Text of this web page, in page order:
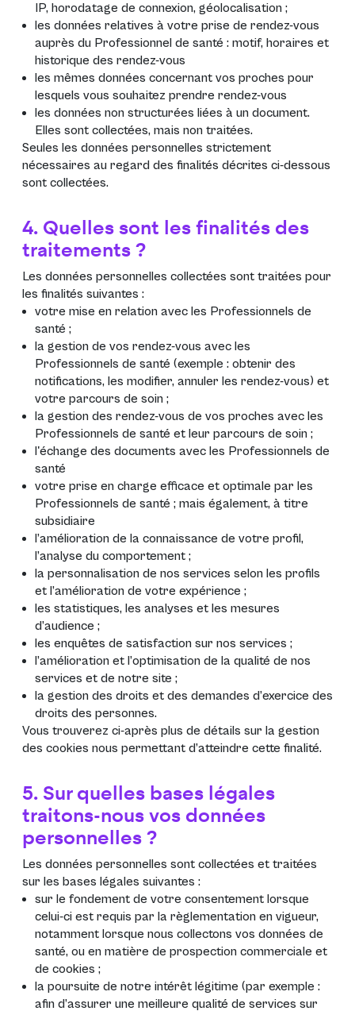
IP, horodatage de connexion, géolocalisation ;
les données relatives à votre prise de rendez-vous
auprès du Professionnel de santé : motif, horaires et
historique des rendez-vous
les mêmes données concernant vos proches pour
lesquels vous souhaitez prendre rendez-vous
les données non structurées liées à un document.
Elles sont collectées, mais non traitées.
Seules les données personnelles strictement
nécessaires au regard des finalités décrites ci-dessous
sont collectées.
4. Quelles sont les finalités des
traitements ?
Les données personnelles collectées sont traitées pour
les finalités suivantes :
votre mise en relation avec les Professionnels de
santé ;
la gestion de vos rendez-vous avec les
Professionnels de santé (exemple : obtenir des
notifications, les modifier, annuler les rendez-vous) et
votre parcours de soin ;
la gestion des rendez-vous de vos proches avec les
Professionnels de santé et leur parcours de soin ;
l'échange des documents avec les Professionnels de
santé
votre prise en charge efficace et optimale par les
Professionnels de santé ; mais également, à titre
subsidiaire
l’amélioration de la connaissance de votre profil,
l’analyse du comportement ;
la personnalisation de nos services selon les profils
et l’amélioration de votre expérience ;
les statistiques, les analyses et les mesures
d’audience ;
les enquêtes de satisfaction sur nos services ;
l’amélioration et l’optimisation de la qualité de nos
services et de notre site ;
la gestion des droits et des demandes d’exercice des
droits des personnes.
Vous trouverez ci-après plus de détails sur la gestion
des cookies nous permettant d’atteindre cette finalité.
5. Sur quelles bases légales
traitons-nous vos données
personnelles ?
Les données personnelles sont collectées et traitées
sur les bases légales suivantes :
sur le fondement de votre consentement lorsque
celui-ci est requis par la règlementation en vigueur,
notamment lorsque nous collectons vos données de
santé, ou en matière de prospection commerciale et
de cookies ;
la poursuite de notre intérêt légitime (par exemple :
afin d’assurer une meilleure qualité de services sur